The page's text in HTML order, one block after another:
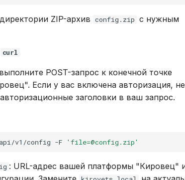
ZIP-архив config.zip c нужным
curl
POST-запрос к конечной точке
Если у вас включена авторизация, не
заголовки в ваш запрос.
v1/config -F 'file=@config.zip'
: URL-адрес вашей платформы "Кировец"